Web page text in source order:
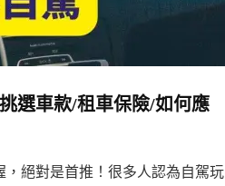
選車款/租車保險/如何應
絕對是首推！很多人認為自駕玩